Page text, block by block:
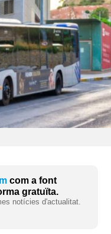
com a font
gratuïta.
notícies d'actualitat.